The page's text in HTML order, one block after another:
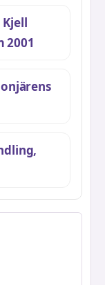
2001